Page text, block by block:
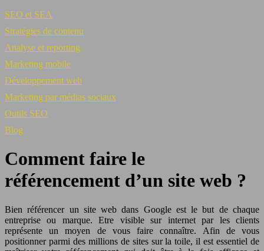
SEO et SEA
Stratégies de contenu
Analyse et reporting
Marketing mobile
Développement web
Marketing par médias sociaux
Outils SEO
Blog
Comment faire le
référencement d’un site web ?
Bien référencer un site web dans Google est le but de chaque
entreprise ou marque. Etre visible sur internet par les clients
représente un moyen de vous faire connaître. Afin de vous
positionner parmi des millions de sites sur la toile, il est essentiel de